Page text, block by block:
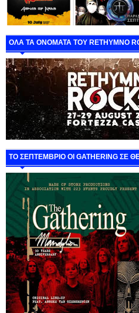
ΟΛΑ ΤΑ ΟΝΟΜΑΤΑ ΤΟΥ RETHYMNO
ΤΟ ΣΕΠΤΕΜΒΡΙΟ ΟΙ GATHERING ΣΕ